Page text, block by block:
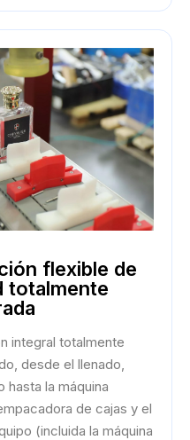
flexible de
totalmente
integral totalmente
desde el llenado,
hasta la máquina
de cajas y el
(incluida la máquina